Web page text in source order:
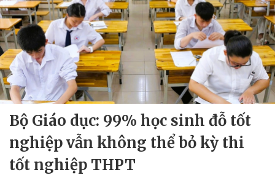
Bộ Giáo dục: 99% học sinh đỗ tốt
nghiệp vẫn không thể bỏ kỳ thi
tốt nghiệp THPT